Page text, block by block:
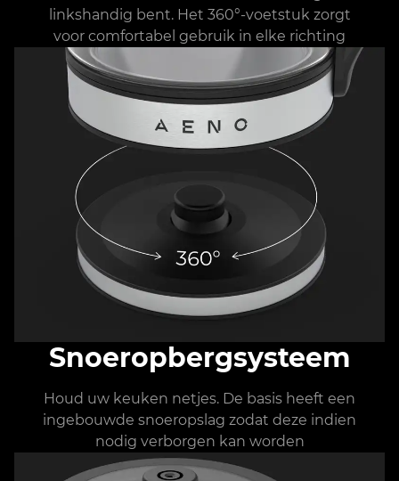
linkshandig bent. Het 360°-voetstuk zorgt
voor comfortabel gebruik in elke richting
Snoeropbergsysteem
Houd uw keuken netjes. De basis heeft een
ingebouwde snoeropslag zodat deze indien
nodig verborgen kan worden